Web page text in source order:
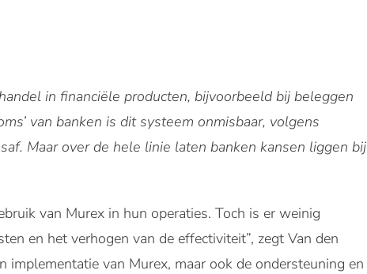
in financiële producten, bijvoorbeeld bij beleggen
van banken is dit systeem onmisbaar, volgens
Maar over de hele linie laten banken kansen liggen bij
van Murex in hun operaties. Toch is er weinig
en het verhogen van de effectiviteit”, zegt Van den
van Murex, maar ook de ondersteuning en